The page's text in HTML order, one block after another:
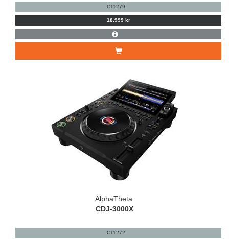
C11279
18.999 kr
AlphaTheta
CDJ-3000X
C11272